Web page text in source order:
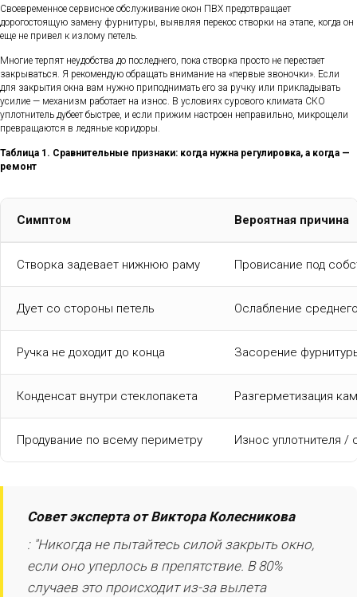
Своевременное сервисное обслуживание окон ПВХ предотвращает
дорогостоящую замену фурнитуры, выявляя перекос створки на этапе, когда он
еще не привел к излому петель.
Многие терпят неудобства до последнего, пока створка просто не перестает
закрываться. Я рекомендую обращать внимание на «первые звоночки». Если
для закрытия окна вам нужно приподнимать его за ручку или прикладывать
усилие — механизм работает на износ. В условиях сурового климата СКО
уплотнитель дубеет быстрее, и если прижим настроен неправильно, микрощели
превращаются в ледяные коридоры.
Таблица 1. Сравнительные признаки: когда нужна регулировка, а когда —
ремонт
Симптом Вероятная причина
Створка задевает нижнюю раму Провисание под
Дует со стороны петель Ослабление
Ручка не доходит до конца Засорение
Конденсат внутри стеклопакета Разгерметизация
Продувание по всему периметру Износ уплотнителя
Совет эксперта от Виктора Колесникова
: "Никогда не пытайтесь силой закрыть окно,
если оно уперлось в препятствие. В 80%
случаев это происходит из-за вылета